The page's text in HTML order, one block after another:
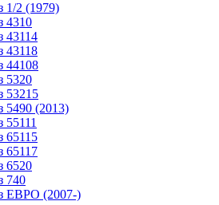
1/2 (1979)
4310
43114
43118
44108
5320
53215
5490 (2013)
55111
65115
65117
6520
740
ЕВРО (2007-)